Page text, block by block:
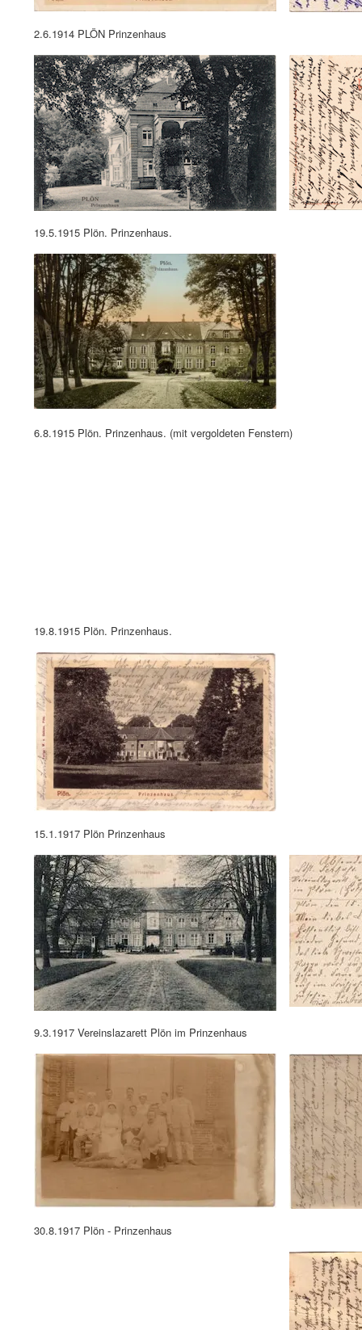
2.6.1914 PLÖN Prinzenhaus
19.5.1915 Plön. Prinzenhaus.
6.8.1915 Plön. Prinzenhaus. (mit vergoldeten Fenstern)
15.1.1917 Plön Prinzenhaus
9.3.1917 Vereinslazarett Plön im Prinzenhaus
30.8.1917 Plön - Prinzenhaus